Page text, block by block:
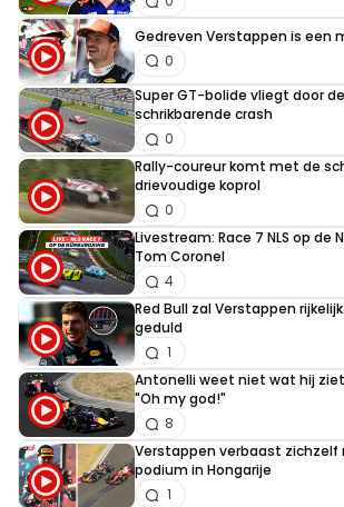
Gedreven Verstappen is een
0
Super GT-bolide vliegt door
schrikbarende crash
0
Rally-coureur komt met de
drievoudige koprol
0
Livestream: Race 7 NLS op de
Tom Coronel
4
Red Bull zal Verstappen
geduld
1
Antonelli weet niet wat hij
"Oh my god!"
8
Verstappen verbaast
podium in Hongarije
1